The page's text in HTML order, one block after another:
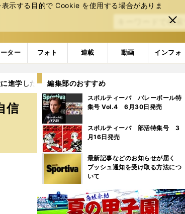
⽰する⽬的で Cookie を使⽤する場合がありま
閉じ
る
ター フォト 連載 動画 インフォ
進学した理由「自信がなかった。自分の将来に保険を
信
編集部のおすすめ
スポルティーバ バレーボール特
集号 Vol.4 6月30日発売
スポルティーバ 部活特集号 3
月16日発売
最新記事などのお知らせが届く
プッシュ通知を受け取る方法につ
いて